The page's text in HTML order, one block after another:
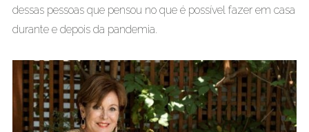
dessas pessoas que pensou no que é possível fazer em casa
durante e depois da pandemia.